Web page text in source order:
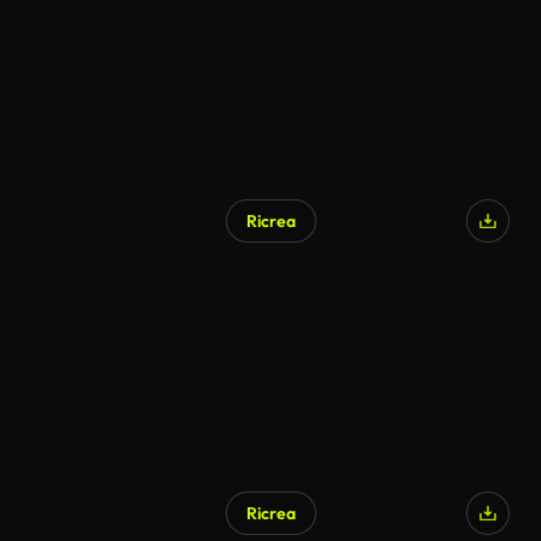
Ricrea
Ricrea